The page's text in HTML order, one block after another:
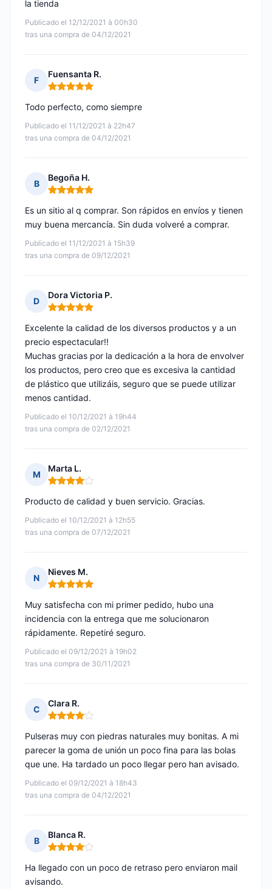
Publicado el 12/12/2021 à 00h30
tras una compra de 04/12/2021
la tienda
F
Fuensanta R.
Nota: 5 de 5
Publicado el 11/12/2021 à 22h47
tras una compra de 04/12/2021
Todo perfecto, como siempre
B
Begoña H.
Nota: 5 de 5
Publicado el 11/12/2021 à 15h39
tras una compra de 09/12/2021
Es un sitio al q comprar. Son rápidos en envíos y tienen
muy buena mercancía. Sin duda volveré a comprar.
D
Dora Victoria P.
Nota: 5 de 5
Publicado el 10/12/2021 à 19h44
tras una compra de 02/12/2021
Excelente la calidad de los diversos productos y a un
precio espectacular!!
Muchas gracias por la dedicación a la hora de envolver
los productos, pero creo que es excesiva la cantidad
de plástico que utilizáis, seguro que se puede utilizar
menos cantidad.
M
Marta L.
Nota: 4 de 5
Publicado el 10/12/2021 à 12h55
tras una compra de 07/12/2021
Producto de calidad y buen servicio. Gracias.
N
Nieves M.
Nota: 5 de 5
Publicado el 09/12/2021 à 19h02
tras una compra de 30/11/2021
Muy satisfecha con mi primer pedido, hubo una
incidencia con la entrega que me solucionaron
rápidamente. Repetiré seguro.
C
Clara R.
Nota: 4 de 5
Publicado el 09/12/2021 à 18h43
tras una compra de 04/12/2021
Pulseras muy con piedras naturales muy bonitas. A mi
parecer la goma de unión un poco fina para las bolas
que une. Ha tardado un poco llegar pero han avisado.
B
Blanca R.
Nota: 4 de 5
Ha llegado con un poco de retraso pero enviaron mail
avisando.